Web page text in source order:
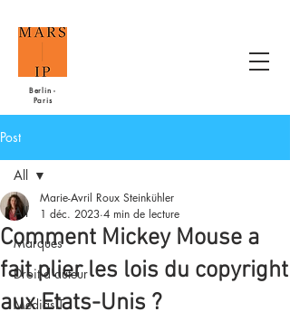
Berlin -
Paris
Post
All
Marques
Droit d'auteur
MédiasIT
All
Comment Mickey Mouse a
fait plier les lois du copyright
aux Etats-Unis ?
Marie-Avril Roux Steinkühler
1 déc. 2023 4 min de lecture